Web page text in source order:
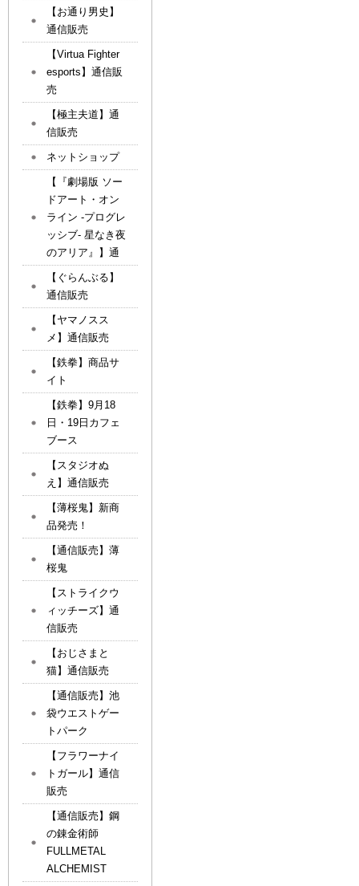
【お通り男史】
通信販売
【Virtua Fighter
esports】通信販
売
【極主夫道】通
信販売
ネットショップ
【『劇場版 ソー
ドアート・オン
ライン -プログレ
ッシブ- 星なき夜
のアリア』】通
【ぐらんぶる】
通信販売
【ヤマノスス
メ】通信販売
【鉄拳】商品サ
イト
【鉄拳】9月18
日・19日カフェ
ブース
【スタジオぬ
え】通信販売
【薄桜鬼】新商
品発売！
【通信販売】薄
桜鬼
【ストライクウ
ィッチーズ】通
信販売
【おじさまと
猫】通信販売
【通信販売】池
袋ウエストゲー
トパーク
【フラワーナイ
トガール】通信
販売
【通信販売】鋼
の錬金術師
FULLMETAL
ALCHEMIST